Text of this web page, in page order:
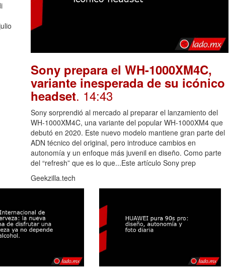
Sony prepara el WH-1000XM4C,
variante inesperada de su icónico
headset. 14:43
Sony sorprendió al mercado al preparar el lanzamiento del
WH-1000XM4C, una variante del popular WH-1000XM4 que
debutó en 2020. Este nuevo modelo mantiene gran parte del
ADN técnico del original, pero introduce cambios en
autonomía y un enfoque más juvenil en diseño. Como parte
del “refresh” que es lo que...Este artículo Sony prep
Geekzilla.tech